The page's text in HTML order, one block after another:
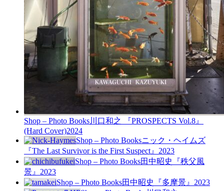
Shop – Photo Books川口和之 『PROSPECTS Vol.8』
(Hard Cover)2024
Shop – Photo Booksニック・ヘイムズ
『The Last Survivor is the First Suspect』 2023
Shop – Photo Books田中昭史『秩父風
景』 2023
Shop – Photo Books田中昭史『多摩景』 2023